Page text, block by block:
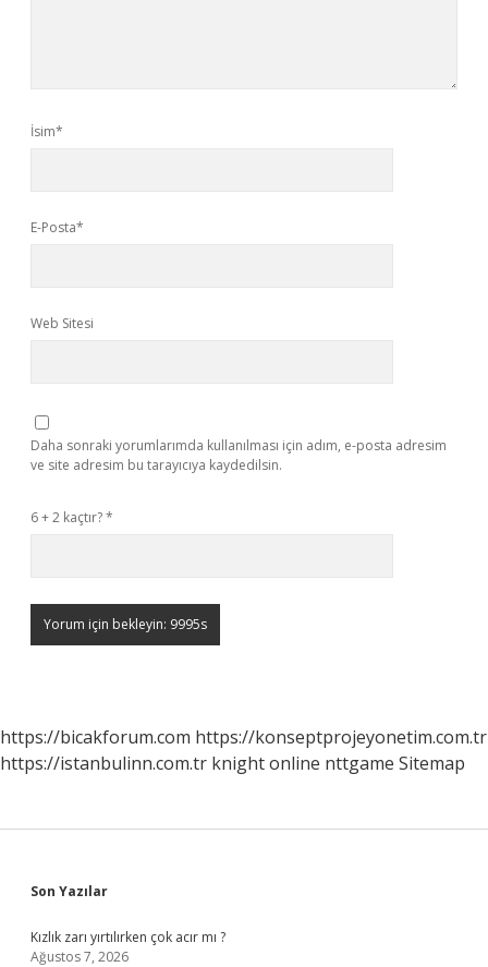
İsim*
E-Posta*
Web Sitesi
Daha sonraki yorumlarımda kullanılması için adım, e-posta adresim
ve site adresim bu tarayıcıya kaydedilsin.
6 + 2 kaçtır?*
https://bicakforum.com https://konseptprojeyonetim.com.tr
https://istanbulinn.com.tr knight online nttgame Sitemap
Sidebar
Son Yazılar
Kızlık zarı yırtılırken çok acır mı ?
Ağustos 7, 2026